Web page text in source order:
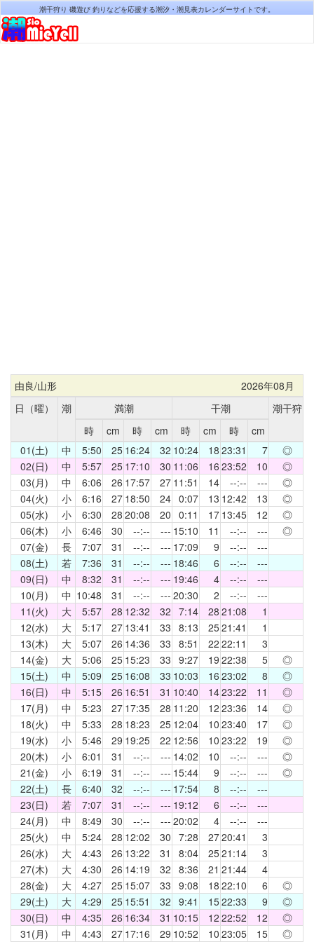
潮干狩り 磯遊び 釣りなどを応援する潮汐・潮見表カレンダーサイトです。
由良/山形
2026年08月
日（曜）
潮 満潮 干潮 潮干狩
時
cm 時 cm 時 cm 時
cm
01(土)
中 5:50 25 16:24 32 10:24 18 23:31 7 ◎
02(日)
中 5:57 25 17:10 30 11:06 16 23:52 10 ◎
03(月)
中 6:06 26 17:57 27 11:51 14 --:-- --- ◎
04(火)
小 6:16 27 18:50 24 0:07 13 12:42 13 ◎
05(水)
小 6:30 28 20:08 20 0:11 17 13:45 12 ◎
06(木)
小 6:46 30 --:-- --- 15:10 11 --:-- --- ◎
07(金)
長 7:07 31 --:-- --- 17:09 9 --:-- ---
08(土)
若 7:36 31 --:-- --- 18:46 6 --:-- ---
09(日)
中 8:32 31 --:-- --- 19:46 4 --:-- ---
10(月)
中 10:48 31 --:-- --- 20:30 2 --:-- ---
11(火)
大 5:57 28 12:32 32 7:14 28 21:08 1
12(水)
大 5:17 27 13:41 33 8:13 2521:41 1
13(木)
大 5:07 26 14:36 33 8:51 22 22:11 3
14(金)
大 5:06 25 15:23 33 9:27 19 22:38 5 ◎
15(土)
中 5:09 25 16:08 33 10:03 16 23:02 8 ◎
16(日)
中 5:15 26 16:51 31 10:40 1423:22 11 ◎
17(月)
中 5:23 27 17:35 28 11:20 12 23:36 14 ◎
18(火)
中 5:33 28 18:23 25 12:04 10 23:40 17 ◎
19(水)
小 5:46 29 19:25 22 12:56 10 23:22 19 ◎
20(木)
小 6:01 31 --:-- --- 14:02 10 --:-- --- ◎
21(金)
小 6:19 31 --:-- --- 15:44 9 --:-- --- ◎
22(土)
長 6:40 32 --:-- --- 17:54 8 --:-- ---
23(日)
若 7:07 31 --:-- --- 19:12 6 --:-- ---
24(月)
中 8:49 30 --:-- --- 20:02 4 --:-- ---
25(火)
中 5:24 28 12:02 30 7:28 2720:41 3
26(水)
大 4:43 26 13:22 31 8:04 2521:14 3
27(木)
大 4:30 26 14:19 32 8:36 21 21:44 4
28(金)
大 4:27 25 15:07 33 9:08 18 22:10 6 ◎
29(土)
大 4:29 25 15:51 32 9:41 1522:33 9 ◎
30(日)
中 4:35 26 16:34 31 10:15 12 22:52 12 ◎
31(月)
中 4:43 27 17:16 29 10:52 10 23:05 15 ◎